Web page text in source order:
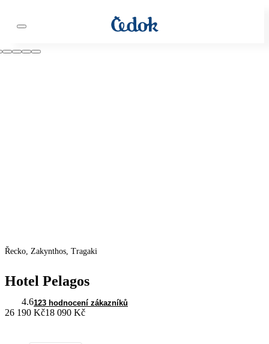
Řecko, Zakynthos, Tragaki
Hotel Pelagos
4.6123 hodnocení zákazníků
26 190 Kč18 090 Kč